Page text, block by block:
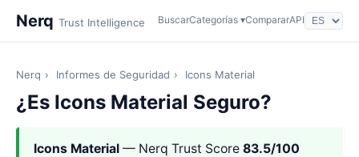
Nerq Trust Intelligence BuscarCategorías ▾CompararAPI
Nerq › Informes de Seguridad › Icons Material
¿Es Icons Material Seguro?
Icons Material — Nerq Trust Score 83.5/100